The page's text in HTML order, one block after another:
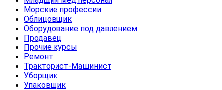
Морские профессии
Облицовщик
Оборудование под давлением
Продавец
Прочие курсы
Ремонт
Тракторист-Машинист
Уборщик
Упаковщик